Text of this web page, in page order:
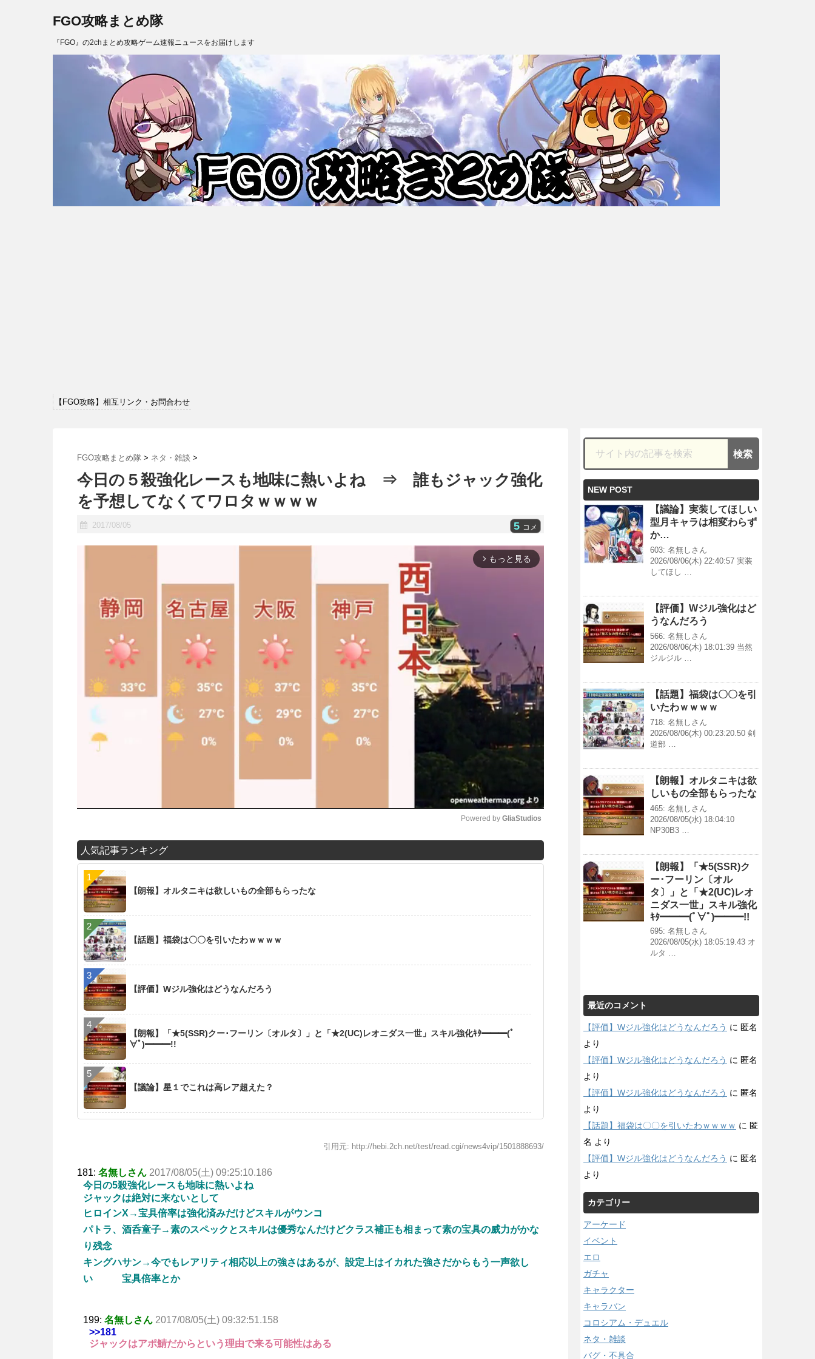
FGO攻略まとめ隊
『FGO』の2chまとめ攻略ゲーム速報ニュースをお届けします
【FGO攻略】相互リンク・お問合わせ
FGO攻略まとめ隊 > ネタ・雑談 >
今日の５殺強化レースも地味に熱いよね ⇒ 誰もジャック強化
を予想してなくてワロタｗｗｗｗ
2017/08/05 5 コメ
arrow_forward_ios もっと見る
Powered by GliaStudios
人気記事ランキング
【朗報】オルタニキは欲しいもの全部もらったな
【話題】福袋は〇〇を引いたわｗｗｗｗ
【評価】Wジル強化はどうなんだろう
【朗報】「★5(SSR)クー･フーリン〔オルタ〕」と「★2(UC)レオニダス一世」スキル強化ｷﾀ━━━(ﾟ
∀ﾟ)━━━!!
【議論】星１でこれは高レア超えた？
引用元: http://hebi.2ch.net/test/read.cgi/news4vip/1501888693/
181: 名無しさん 2017/08/05(土) 09:25:10.186
今日の5殺強化レースも地味に熱いよね
ジャックは絶対に来ないとして
ヒロインX→宝具倍率は強化済みだけどスキルがウンコ
パトラ、酒呑童子→素のスペックとスキルは優秀なんだけどクラス補正も相まって素の宝具の威力がかな
り残念
キングハサン→今でもレアリティ相応以上の強さはあるが、設定上はイカれた強さだからもう一声欲し
い 宝具倍率とか
199: 名無しさん 2017/08/05(土) 09:32:51.158
>>181
ジャックはアポ鯖だからという理由で来る可能性はある
NEW POST
【議論】実装してほしい
型月キャラは相変わらず
か…
603: 名無しさん
2026/08/06(木) 22:40:57 実装
してほし …
【評価】Wジル強化はど
うなんだろう
566: 名無しさん
2026/08/06(木) 18:01:39 当然
ジルジル …
【話題】福袋は〇〇を引
いたわｗｗｗｗ
718: 名無しさん
2026/08/06(木) 00:23:20.50 剣
道部 …
【朗報】オルタニキは欲
しいもの全部もらったな
465: 名無しさん
2026/08/05(水) 18:04:10
NP30B3 …
【朗報】「★5(SSR)ク
ー･フーリン〔オル
タ〕」と「★2(UC)レオ
ニダス一世」スキル強化
ｷﾀ━━━(ﾟ∀ﾟ)━━━!!
695: 名無しさん
2026/08/05(水) 18:05:19.43 オ
ルタ …
最近のコメント
【評価】Wジル強化はどうなんだろう に 匿名
より
【評価】Wジル強化はどうなんだろう に 匿名
より
【評価】Wジル強化はどうなんだろう に 匿名
より
【話題】福袋は〇〇を引いたわｗｗｗｗ に 匿
名 より
【評価】Wジル強化はどうなんだろう に 匿名
より
カテゴリー
アーケード
イベント
エロ
ガチャ
キャラクター
キャラバン
コロシアム・デュエル
ネタ・雑談
バグ・不具合